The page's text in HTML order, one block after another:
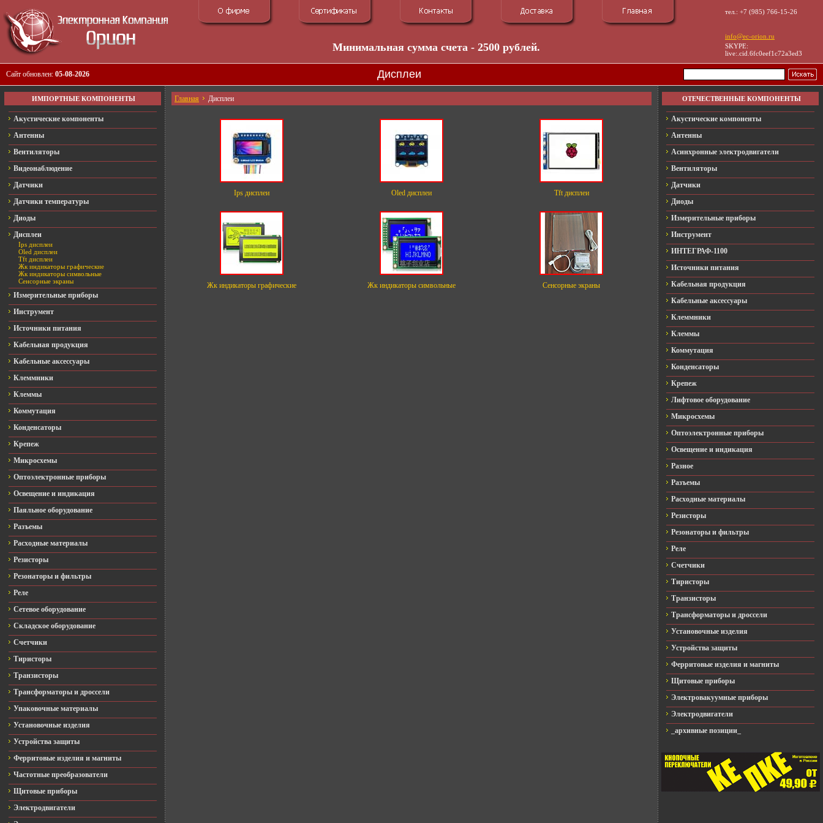
Минимальная сумма счета - 2500 рублей.
тел.: +7 (985) 766-15-26
info@ec-orion.ru
SKYPE:
live:.cid.6fc0eef1c72a3ed3
Сайт обновлен: 05-08-2026 Дисплеи
ИМПОРТНЫЕ КОМПОНЕНТЫ
Акустические компоненты
Антенны
Вентиляторы
Видеонаблюдение
Датчики
Датчики температуры
Диоды
Дисплеи
Ips дисплеи
Oled дисплеи
Tft дисплеи
Жк индикаторы графические
Жк индикаторы символьные
Сенсорные экраны
Измерительные приборы
Инструмент
Источники питания
Кабельная продукция
Кабельные аксессуары
Клеммники
Клеммы
Коммутация
Конденсаторы
Крепеж
Микросхемы
Оптоэлектронные приборы
Освещение и индикация
Паяльное оборудование
Разъемы
Расходные материалы
Резисторы
Резонаторы и фильтры
Реле
Сетевое оборудование
Складское оборудование
Счетчики
Тиристоры
Транзисторы
Трансформаторы и дроссели
Упаковочные материалы
Установочные изделия
Устройства защиты
Ферритовые изделия и магниты
Частотные преобразователи
Щитовые приборы
Электродвигатели
Главная Дисплеи
Ips дисплеи Oled дисплеи Tft дисплеи
Жк индикаторы графические Жк индикаторы символьные Сенсорные экраны
ОТЕЧЕСТВЕННЫЕ КОМПОНЕНТЫ
Акустические компоненты
Антенны
Асинхронные электродвигатели
Вентиляторы
Датчики
Диоды
Измерительные приборы
Инструмент
ИНТЕГРАФ-1100
Источники питания
Кабельная продукция
Кабельные аксессуары
Клеммники
Клеммы
Коммутация
Конденсаторы
Крепеж
Лифтовое оборудование
Микросхемы
Оптоэлектронные приборы
Освещение и индикация
Разное
Разъемы
Расходные материалы
Резисторы
Резонаторы и фильтры
Реле
Счетчики
Тиристоры
Транзисторы
Трансформаторы и дроссели
Установочные изделия
Устройства защиты
Ферритовые изделия и магниты
Щитовые приборы
Электровакуумные приборы
Электродвигатели
_архивные позиции_